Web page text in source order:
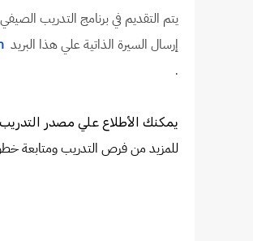
إرسال السيرة الذاتية علي هذا البريد
.
يمكنك الأطلاع علي مصدر
للمزيد من فرص التدريب ومتابعة